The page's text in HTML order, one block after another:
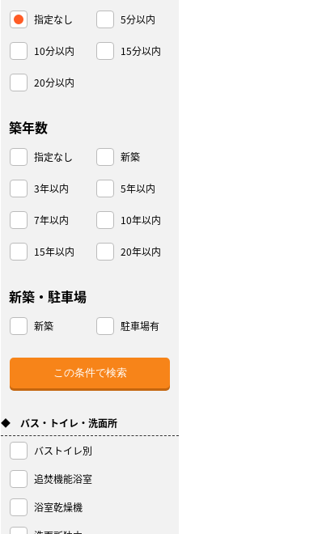
指定なし 5分以内
10分以内 15分以内
20分以内
築年数
指定なし 新築
3年以内 5年以内
7年以内 10年以内
15年以内 20年以内
新築・駐車場
新築 駐車場有
◆ バス・トイレ・洗面所
バストイレ別
追焚機能浴室
浴室乾燥機